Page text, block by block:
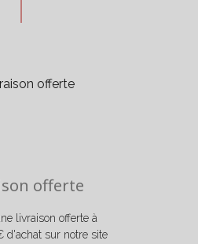
offerte
livraison offerte à
d'achat sur notre site